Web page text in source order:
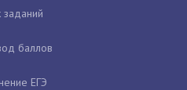
заданий
баллов
ЕГЭ